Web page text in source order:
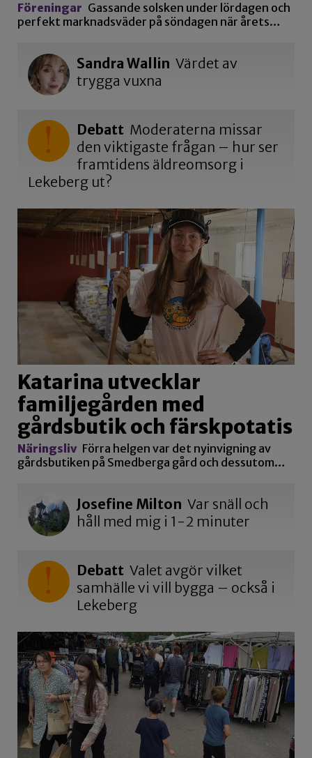
Föreningar Gassande solsken under lördagen och
perfekt marknadsväder på söndagen när årets…
Sandra Wallin Värdet av
trygga vuxna
Debatt Moderaterna missar
den viktigaste frågan – hur ser
framtidens äldreomsorg i
Lekeberg ut?
Katarina utvecklar
familjegården med
gårdsbutik och färskpotatis
Näringsliv Förra helgen var det nyinvigning av
gårdsbutiken på Smedberga gård och dessutom…
Josefine Milton Var snäll och
håll med mig i 1-2 minuter
Debatt Valet avgör vilket
samhälle vi vill bygga – också i
Lekeberg